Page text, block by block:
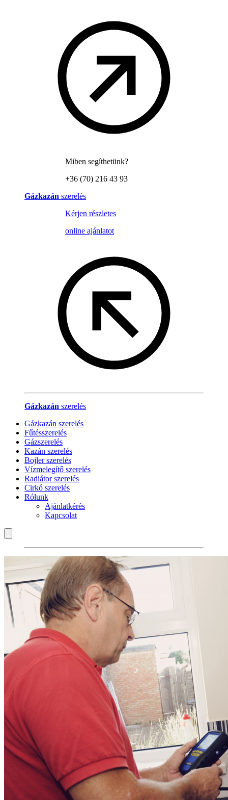
Miben segíthetünk?
+36 (70) 216 43 93
Gázkazán szerelés
Kérjen részletes
online ajánlatot
Gázkazán szerelés
Gázkazán szerelés
Fűtésszerelés
Gázszerelés
Kazán szerelés
Bojler szerelés
Vízmelegítő szerelés
Radiátor szerelés
Cirkó szerelés
Rólunk
Ajánlatkérés
Kapcsolat